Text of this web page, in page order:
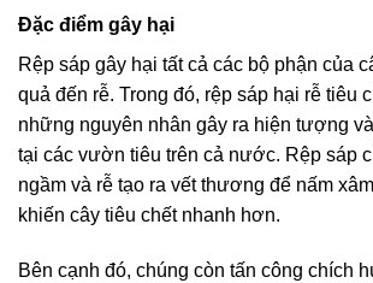
Đặc điểm gây hại
Rệp sáp gây hại tất cả các bộ phận của
quả đến rễ. Trong đó, rệp sáp hại rễ tiêu
những nguyên nhân gây ra hiện tượng
tại các vườn tiêu trên cả nước. Rệp sáp
ngầm và rễ tạo ra vết thương để nấm
khiến cây tiêu chết nhanh hơn.
Bên cạnh đó, chúng còn tấn công chích